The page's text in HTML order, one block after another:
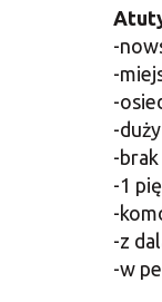
-
-
-
-
-
-1
-
-z
-w